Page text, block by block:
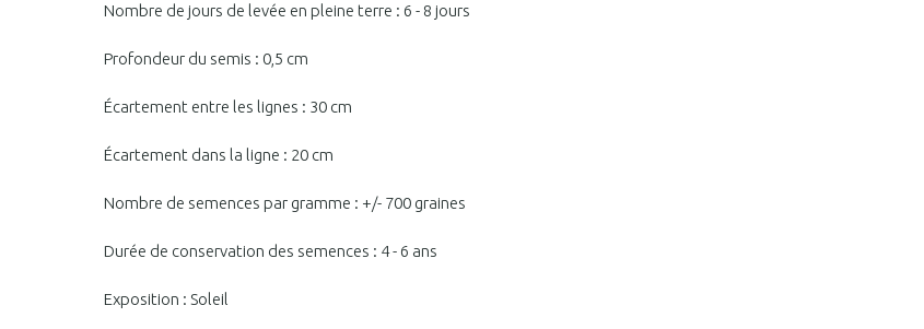
Nombre de jours de levée en pleine terre : 6 - 8 jours
Profondeur du semis : 0,5 cm
Écartement entre les lignes : 30 cm
Écartement dans la ligne : 20 cm
Nombre de semences par gramme : +/- 700 graines
Durée de conservation des semences : 4 - 6 ans
Exposition : Soleil